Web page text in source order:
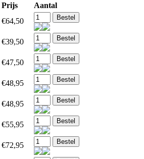
Prijs
Aantal
€64,50
€39,50
€47,50
€48,95
€48,95
€55,95
€72,95